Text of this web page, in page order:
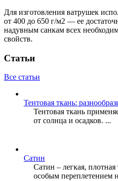
Для изготовления ватрушек
от 400 до 650 г/м2 — ее
надувным санкам всех
свойств.
Статьи
Все статьи
Тентовая ткань:
Тентовая ткань
от солнца и осадков. ...
Сатин
Сатин – легкая, плотная
особым переплетением